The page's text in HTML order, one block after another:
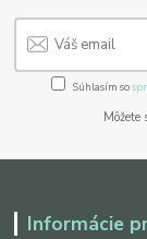
Súhlasím so
Informácie